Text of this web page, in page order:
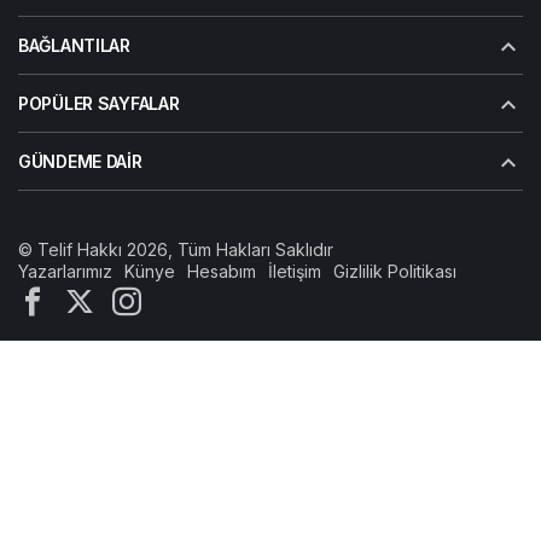
BAĞLANTILAR
POPÜLER SAYFALAR
GÜNDEME DAIR
© Telif Hakkı 2026, Tüm Hakları Saklıdır
Yazarlarımız
Künye Hesabım İletişim Gizlilik Politikası